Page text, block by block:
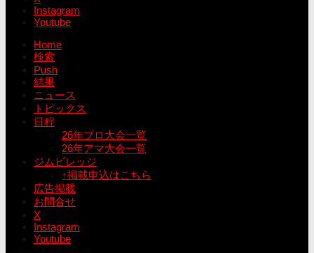
Instagram
Youtube
Home
検索
Push
結果
ニュース
トピックス
日程
26年プロ大会一覧
26年アマ大会一覧
ジムビレッジ
↑掲載申込はこちら
広告掲載
お問合せ
X
Instagram
Youtube